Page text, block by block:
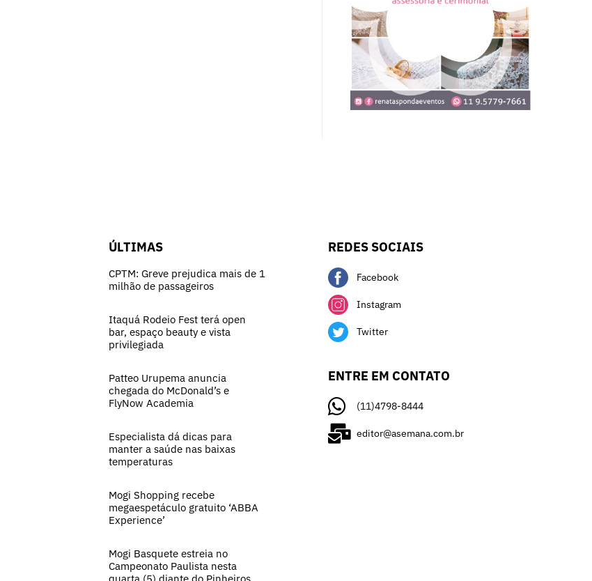
ÚLTIMAS
CPTM: Greve prejudica mais de 1
milhão de passageiros
Itaquá Rodeio Fest terá open
bar, espaço beauty e vista
privilegiada
Patteo Urupema anuncia
chegada do McDonald’s e
FlyNow Academia
Especialista dá dicas para
manter a saúde nas baixas
temperaturas
Mogi Shopping recebe
megaespetáculo gratuito ‘ABBA
Experience’
Mogi Basquete estreia no
Campeonato Paulista nesta
REDES SOCIAIS
Facebook
Instagram
Twitter
ENTRE EM CONTATO
(11)4798-8444
editor@asemana.com.br